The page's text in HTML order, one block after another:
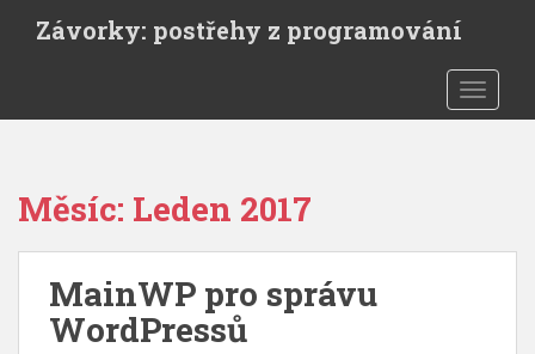
t
Závorky: postřehy z programování
Měsíc: Leden 2017
MainWP pro správu
WordPressů